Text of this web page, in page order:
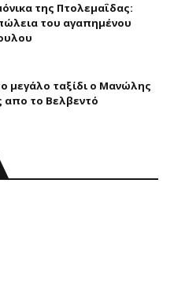
της Πτολεμαΐδας:
του αγαπημένου
μεγάλο ταξίδι ο Μανώλης
απο το Βελβεντό